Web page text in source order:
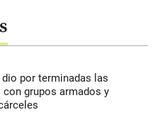
por terminadas las
grupos armados y